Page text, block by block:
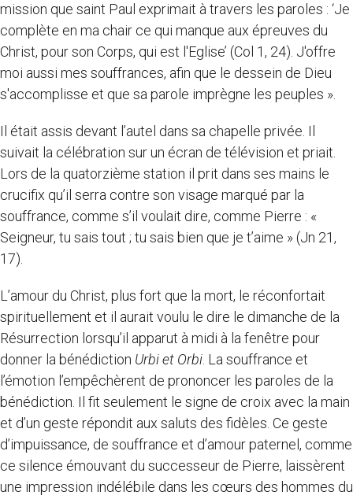
mission que saint Paul exprimait à travers les paroles : ‘Je
complète en ma chair ce qui manque aux épreuves du
Christ, pour son Corps, qui est l'Eglise’ (Col 1, 24). J'offre
moi aussi mes souffrances, afin que le dessein de Dieu
s'accomplisse et que sa parole imprègne les peuples ».
Il était assis devant l’autel dans sa chapelle privée. Il
suivait la célébration sur un écran de télévision et priait.
Lors de la quatorzième station il prit dans ses mains le
crucifix qu’il serra contre son visage marqué par la
souffrance, comme s’il voulait dire, comme Pierre : «
Seigneur, tu sais tout ; tu sais bien que je t’aime » (Jn 21,
17).
L’amour du Christ, plus fort que la mort, le réconfortait
spirituellement et il aurait voulu le dire le dimanche de la
Résurrection lorsqu’il apparut à midi à la fenêtre pour
donner la bénédiction Urbi et Orbi . La souffrance et
l’émotion l’empêchèrent de prononcer les paroles de la
bénédiction. Il fit seulement le signe de croix avec la main
et d’un geste répondit aux saluts des fidèles. Ce geste
d’impuissance, de souffrance et d’amour paternel, comme
ce silence émouvant du successeur de Pierre, laissèrent
une impression indélébile dans les cœurs des hommes du